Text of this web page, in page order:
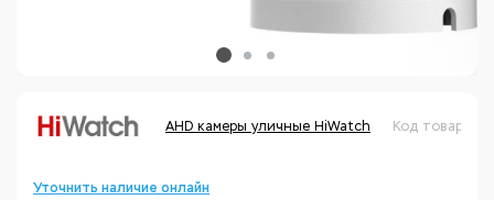
AHD камеры уличные HiWatch Код товара:
Уточнить наличие онлайн